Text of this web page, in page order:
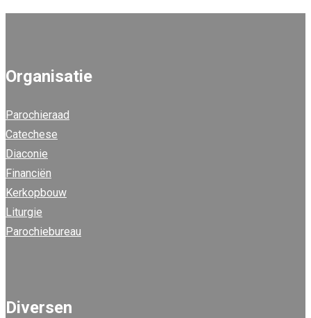
Organisatie
Parochieraad
Catechese
Diaconie
Financiën
Kerkopbouw
Liturgie
Parochiebureau
Diversen